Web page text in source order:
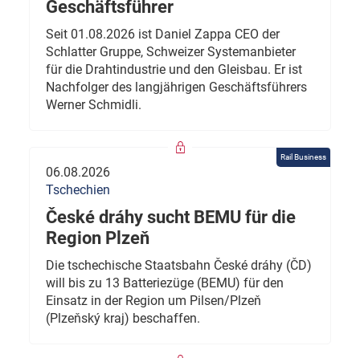
Geschäftsführer
Seit 01.08.2026 ist Daniel Zappa CEO der
Schlatter Gruppe, Schweizer Systemanbieter
für die Drahtindustrie und den Gleisbau. Er ist
Nachfolger des langjährigen Geschäftsführers
Werner Schmidli.
Rail Business
06.08.2026
Tschechien
České dráhy sucht BEMU für die
Region Plzeň
Die tschechische Staatsbahn České dráhy (ČD)
will bis zu 13 Batteriezüge (BEMU) für den
Einsatz in der Region um Pilsen/Plzeň
(Plzeňský kraj) beschaffen.